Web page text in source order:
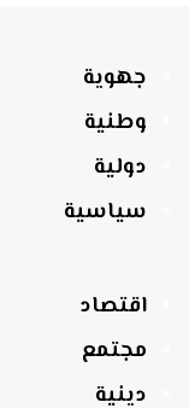
جهوية
وطنية
دولية
سياسية
اقتصاد
مجتمع
دينية